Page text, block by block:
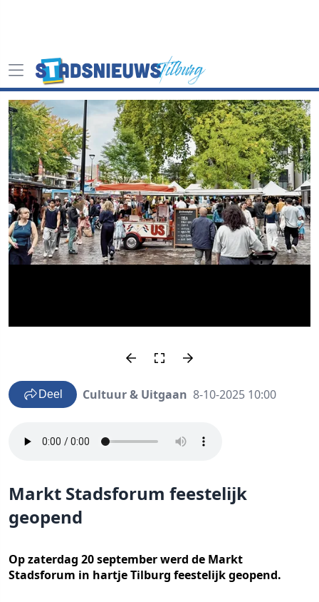
Deel Cultuur & Uitgaan 8-10-2025 10:00
Markt Stadsforum feestelijk
geopend
Op zaterdag 20 september werd de Markt
Stadsforum in hartje Tilburg feestelijk geopend.